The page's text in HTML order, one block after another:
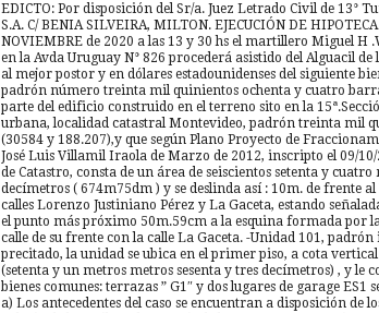
EDICTO: Por disposición del Sr/a. Juez Letrado Civil de 13°
S.A. C/ BENIA SILVEIRA, MILTON. EJECUCIÓN DE
NOVIEMBRE de 2020 a las 13 y 30 hs el martillero Miguel H
en la Avda Uruguay N° 826 procederá asistido del Alguacil de
al mejor postor y en dólares estadounidenses del siguiente
padrón número treinta mil quinientos ochenta y cuatro
parte del edificio construido en el terreno sito en la
urbana, localidad catastral Montevideo, padrón treinta mil
(30584 y 188.207),y que según Plano Proyecto de
José Luis Villamil Iraola de Marzo de 2012, inscripto el 09/
de Catastro, consta de un área de seiscientos setenta y
decímetros ( 674m75dm ) y se deslinda así : 10m. de frente
calles Lorenzo Justiniano Pérez y La Gaceta, estando
el punto más próximo 50m.59cm a la esquina formada por
calle de su frente con la calle La Gaceta. -Unidad 101,
precitado, la unidad se ubica en el primer piso, a cota
(setenta y un metros metros sesenta y tres decímetros) , y le
bienes comunes: terrazas ” G1″ y dos lugares de garage ES1
a) Los antecedentes del caso se encuentran a disposición de